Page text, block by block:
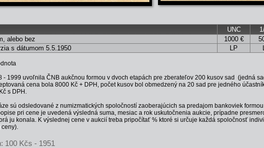
UNC
alebo bez
1000 €
s dátumom 5.5.1950
LP
- 1999 uvoľnila ČNB aukčnou formou v dvoch etapách pre zberateľov 200 kusov sad (jedná
cena bola 8000 Kč + DPH, počet kusov bol obmedzený na 20 sad pre jedného
s DPH.
sú odsledované z numizmatických spoločností zaoberajúcich sa predajom bankoviek
pri cene je uvedená výsledná suma, mesiac a rok uskutočnenia aukcie, prípadne
ju konala. K výslednej cene v aukcií treba pripočítať % ktoré si určuje každá spoločnosť
ceny).
100 Kčs - 1951